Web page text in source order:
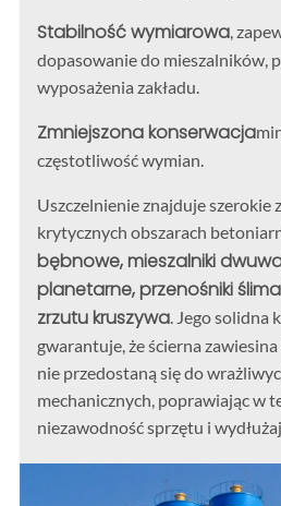
Stabilność wymiarowa ,
dopasowanie do mieszalników,
wyposażenia zakładu.
Zmniejszona konserwacja
częstotliwość wymian.
Uszczelnienie znajduje szerokie
krytycznych obszarach
bębnowe, mieszalniki
planetarne, przenośniki
zrzutu kruszywa. Jego solidna
gwarantuje, że ścierna
nie przedostaną się do
mechanicznych, poprawiając w
niezawodność sprzętu i